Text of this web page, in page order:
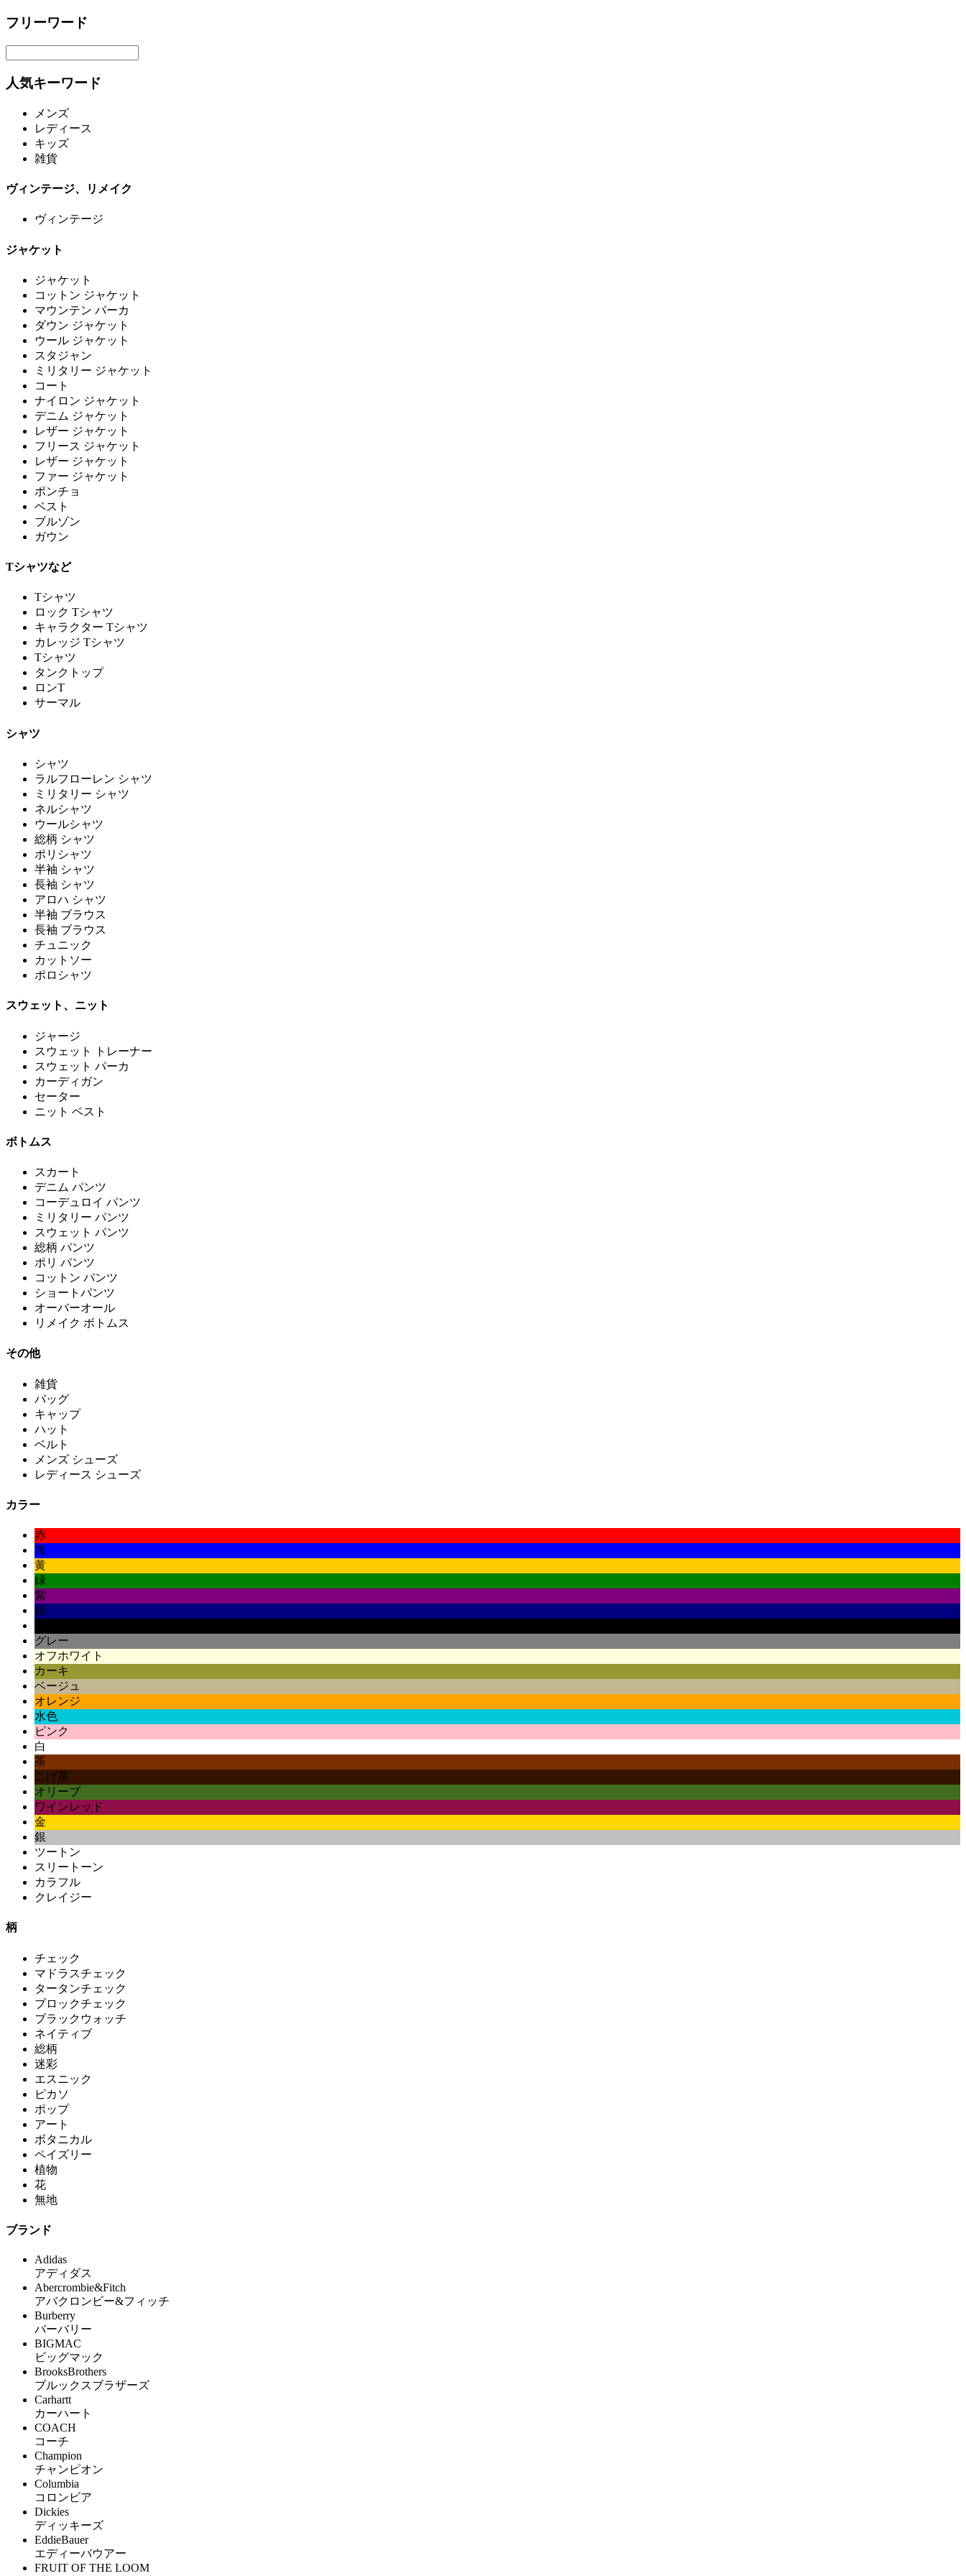
フリーワード
人気キーワード
メンズ
レディース
キッズ
雑貨
ヴィンテージ、リメイク
ヴィンテージ
ジャケット
ジャケット
コットン ジャケット
マウンテン パーカ
ダウン ジャケット
ウール ジャケット
スタジャン
ミリタリー ジャケット
コート
ナイロン ジャケット
デニム ジャケット
レザー ジャケット
フリース ジャケット
レザー ジャケット
ファー ジャケット
ポンチョ
ベスト
ブルゾン
ガウン
Tシャツなど
Tシャツ
ロック Tシャツ
キャラクター Tシャツ
カレッジ Tシャツ
Tシャツ
タンクトップ
ロンT
サーマル
シャツ
シャツ
ラルフローレン シャツ
ミリタリー シャツ
ネルシャツ
ウールシャツ
総柄 シャツ
ポリシャツ
半袖 シャツ
長袖 シャツ
アロハ シャツ
半袖 ブラウス
長袖 ブラウス
チュニック
カットソー
ポロシャツ
スウェット、ニット
ジャージ
スウェット トレーナー
スウェット パーカ
カーディガン
セーター
ニット ベスト
ボトムス
スカート
デニム パンツ
コーデュロイ パンツ
ミリタリー パンツ
スウェット パンツ
総柄 パンツ
ポリ パンツ
コットン パンツ
ショートパンツ
オーバーオール
リメイク ボトムス
その他
雑貨
バッグ
キャップ
ハット
ベルト
メンズ シューズ
レディース シューズ
カラー
赤
青
黄
緑
紫
紺
グレー
オフホワイト
カーキ
ベージュ
オレンジ
水色
ピンク
白
茶
こげ茶
オリーブ
ワインレッド
金
銀
ツートン
スリートーン
カラフル
クレイジー
柄
チェック
マドラスチェック
タータンチェック
ブロックチェック
ブラックウォッチ
ネイティブ
総柄
迷彩
エスニック
ピカソ
ポップ
アート
ボタニカル
ペイズリー
植物
花
無地
ブランド
Adidas
アディダス
Abercrombie&Fitch
アバクロンビー&フィッチ
Burberry
バーバリー
BIGMAC
ビッグマック
BrooksBrothers
ブルックスブラザーズ
Carhartt
カーハート
COACH
コーチ
Champion
チャンピオン
Columbia
コロンビア
Dickies
ディッキーズ
EddieBauer
エディーバウアー
FRUIT OF THE LOOM